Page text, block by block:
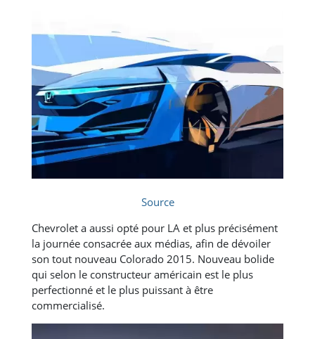
Source
Chevrolet a aussi opté pour LA et plus précisément
la journée consacrée aux médias, afin de dévoiler
son tout nouveau Colorado 2015. Nouveau bolide
qui selon le constructeur américain est le plus
perfectionné et le plus puissant à être
commercialisé.